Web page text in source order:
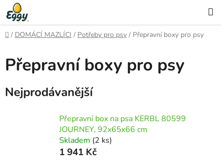
Přejít
na
obsah
Domů
/ DOMÁCÍ MAZLÍCI / Potřeby pro psy / Přepravní boxy pro psy
Přepravní boxy pro psy
Nejprodávanější
Přepravní box na psa KERBL 80599
JOURNEY, 92x65x66 cm
Skladem (2 ks)
1 941 Kč